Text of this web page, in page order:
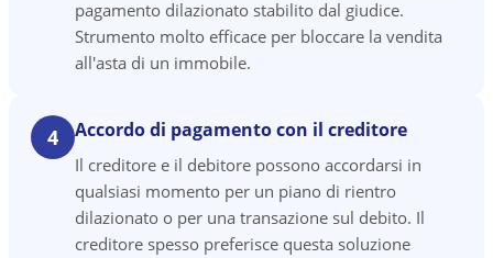
pagamento dilazionato stabilito dal giudice.
Strumento molto efficace per bloccare la vendita
all'asta di un immobile.
4 Accordo di pagamento con il creditore
Il creditore e il debitore possono accordarsi in
qualsiasi momento per un piano di rientro
dilazionato o per una transazione sul debito. Il
creditore spesso preferisce questa soluzione